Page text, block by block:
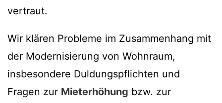
vertraut.
Wir klären Probleme im Zusammenhang mit
der Modernisierung von Wohnraum,
insbesondere Duldungspflichten und
Fragen zur Mieterhöhung bzw. zur